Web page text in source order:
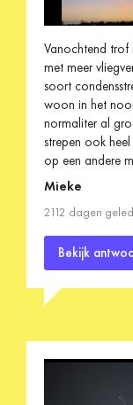
Vanochtend
met meer
soort
woon in het
normaliter al
strepen ook
op een andere
Mieke
2112 dagen
Bekijk